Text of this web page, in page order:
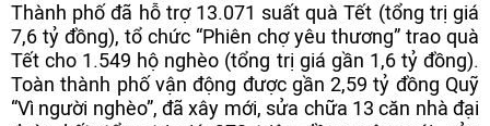
Thành phố đã hỗ trợ 13.071 suất quà Tết (tổng trị giá
7,6 tỷ đồng), tổ chức “Phiên chợ yêu thương” trao quà
Tết cho 1.549 hộ nghèo (tổng trị giá gần 1,6 tỷ đồng).
Toàn thành phố vận động được gần 2,59 tỷ đồng Quỹ
“Vì người nghèo”, đã xây mới, sửa chữa 13 căn nhà đại